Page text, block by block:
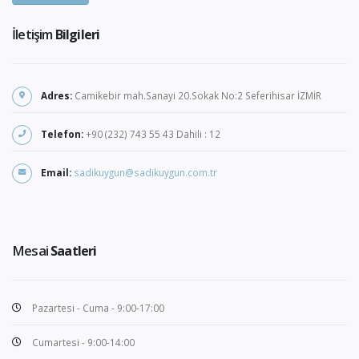
İletişim Bilgileri
Adres: Camikebir mah.Sanayi 20.Sokak No:2 Seferihisar İZMİR
Telefon:+90 (232) 743 55 43 Dahili : 12
Email: sadikuygun@sadikuygun.com.tr
MesaiSaatleri
Pazartesi - Cuma - 9:00-17:00
Cumartesi - 9:00-14:00